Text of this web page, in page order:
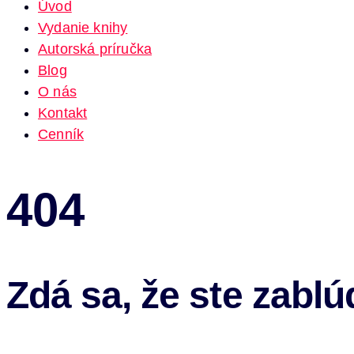
Úvod
Vydanie knihy
Autorská príručka
Blog
O nás
Kontakt
Cenník
404
Zdá sa, že ste